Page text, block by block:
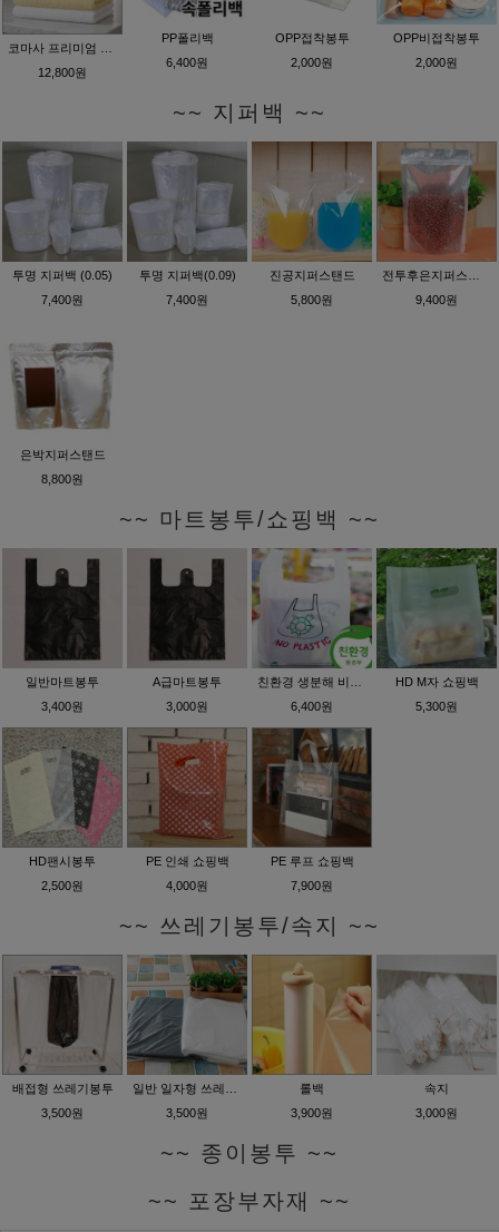
12,800원
PP폴리백
6,400원
OPP접착봉투
2,000원
OPP비접착봉투
2,000원
~~ 지퍼백 ~~
투명 지퍼백 (0.05)
7,400원
투명 지퍼백(0.09)
7,400원
진공지퍼스탠드
5,800원
9,400원
은박지퍼스탠드
8,800원
~~ 마트봉투/쇼핑백 ~~
일반마트봉투
3,400원
A급마트봉투
3,000원
6,400원
HD M자 쇼핑백
5,300원
HD팬시봉투
2,500원
PE 인쇄 쇼핑백
4,000원
PE 루프 쇼핑백
7,900원
~~ 쓰레기봉투/속지 ~~
배접형 쓰레기봉투
3,500원
3,500원
롤백
3,900원
속지
3,000원
~~ 종이봉투 ~~
~~ 포장부자재 ~~